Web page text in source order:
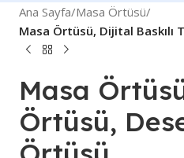
Ana Sayfa/Masa Örtüsü/
Masa Örtüsü, Dijital
Masa
Örtüsü,